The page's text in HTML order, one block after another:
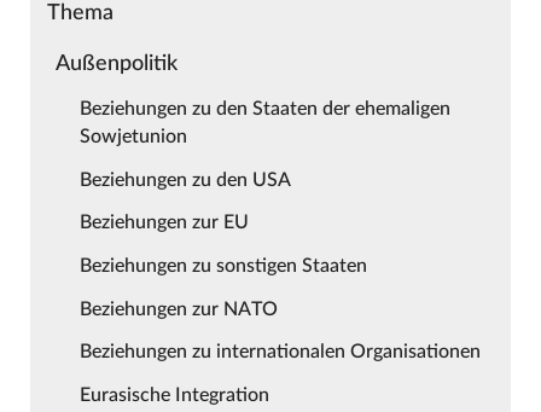
Thema
Außenpolitik
Beziehungen zu den Staaten der ehemaligen
Sowjetunion
Beziehungen zu den USA
Beziehungen zur EU
Beziehungen zu sonstigen Staaten
Beziehungen zur NATO
Beziehungen zu internationalen Organisationen
Eurasische Integration